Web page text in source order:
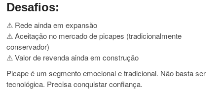
Desafios:
⚠ Rede ainda em expansão
⚠ Aceitação no mercado de picapes (tradicionalmente
conservador)
⚠ Valor de revenda ainda em construção
Picape é um segmento emocional e tradicional. Não basta ser
tecnológica. Precisa conquistar confiança.